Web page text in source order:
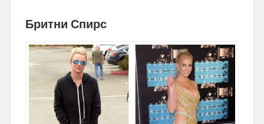
Бритни Спирс